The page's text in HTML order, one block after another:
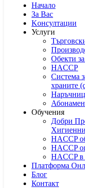
Начало
За Вас
Kонсултации
Услуги
Обекти
HACCP
Система
храните
Обучения
Добри
HACCP
HACCP
HACCP в
Платформа
Блог
Контакт